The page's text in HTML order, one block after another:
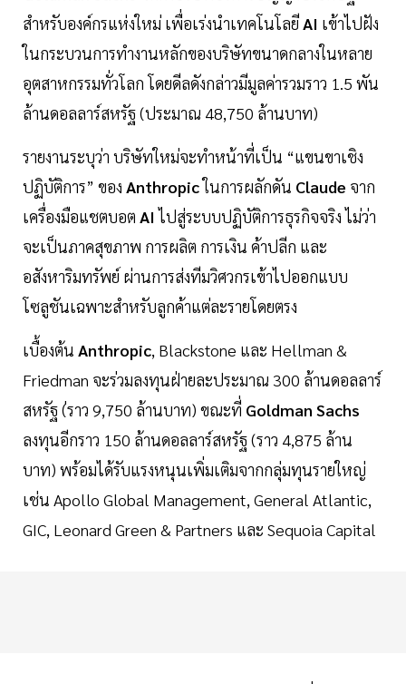
สำหรับองค์กรแห่งใหม่ เพื่อเร่งนำเทคโนโลยีAI เข้าไปฝัง
ในกระบวนการทำงานหลักของบริษัทขนาดกลางในหลาย
อุตสาหกรรมทั่วโลก โดยดีลดังกล่าวมีมูลค่ารวมราว 1.5 พัน
ล้านดอลลาร์สหรัฐ (ประมาณ 48,750 ล้านบาท)
รายงานระบุว่า บริษัทใหม่จะทำหน้าที่เป็น “แขนขาเชิง
ปฏิบัติการ” ของ Anthropicในการผลักดัน Claude จาก
เครื่องมือแชตบอต AI ไปสู่ระบบปฏิบัติการธุรกิจจริง ไม่ว่า
จะเป็นภาคสุขภาพ การผลิต การเงิน ค้าปลีก และ
อสังหาริมทรัพย์ ผ่านการส่งทีมวิศวกรเข้าไปออกแบบ
โซลูชันเฉพาะสำหรับลูกค้าแต่ละรายโดยตรง
เบื้องต้น Anthropic, Blackstone และ Hellman &
Friedman จะร่วมลงทุนฝ่ายละประมาณ 300 ล้านดอลลาร์
สหรัฐ (่ราว 9,750 ล้านบาท) ขณะที่ Goldman Sachs
ลงทุนอีกราว 150 ล้านดอลลาร์สหรัฐ (ราว 4,875 ล้าน
บาท) พร้อมได้รับแรงหนุนเพิ่มเติมจากกลุ่มทุนรายใหญ่
เช่น Apollo Global Management, General Atlantic,
GIC, Leonard Green & Partners และ Sequoia Capital